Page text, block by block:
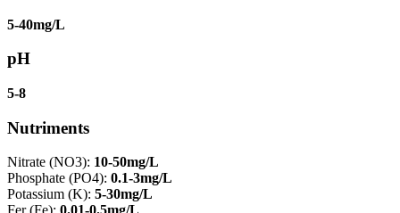
5-40mg/L
pH
5-8
Nutriments
Nitrate (NO3): 10-50mg/L
Phosphate (PO4): 0.1-3mg/L
Potassium (K): 5-30mg/L